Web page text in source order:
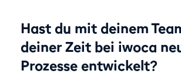
Hast du mit deinem
deiner Zeit bei iwoca
Prozesse entwickelt?